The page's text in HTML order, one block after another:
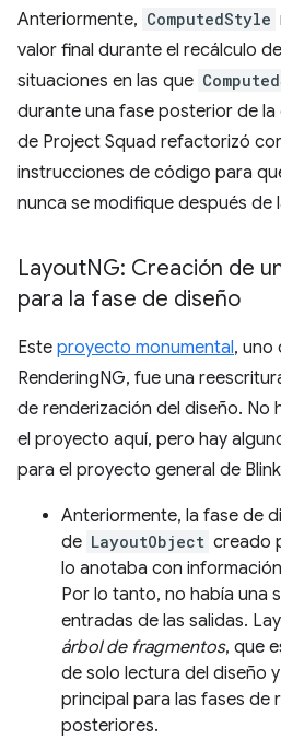
Anteriormente, ComputedStyle
valor final durante el recálculo
situaciones en las que
durante una fase posterior de la
de Project Squad refactorizó
instrucciones de código para
nunca se modifique después de
LayoutNG: Creación de
para la fase de diseño
Este proyecto monumental, uno
RenderingNG, fue una
de renderización del diseño. No
el proyecto aquí, pero hay
para el proyecto general de
Anteriormente, la fase de
de LayoutObject creado
lo anotaba con
Por lo tanto, no había una
entradas de las salidas.
árbol de fragmentos, que
de solo lectura del diseño
principal para las fases de
posteriores.